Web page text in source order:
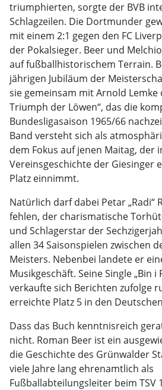
triumphierten, sorgte der BVB
Schlagzeilen. Die Dortmunder
mit einem 2:1 gegen den FC
der Pokalsieger. Beer und
auf fußballhistorischem Terrain.
jährigen Jubiläum der
sie gemeinsam mit Arnold Lemke
Triumph der Löwen“, das die
Bundesligasaison 1965/66
Band versteht sich als
dem Fokus auf jenen Maitag, der
Vereinsgeschichte der Giesinger
Platz einnimmt.
Natürlich darf dabei Petar „Radi“
fehlen, der charismatische
und Schlagerstar der
allen 34 Saisonspielen zwischen
Meisters. Nebenbei landete er
Musikgeschäft. Seine Single „Bin i
verkaufte sich Berichten zufolge
erreichte Platz 5 in den
Dass das Buch kenntnisreich
nicht. Roman Beer ist ein
die Geschichte des Grünwalder
viele Jahre lang ehrenamtlich als
Fußballabteilungsleiter beim TSV